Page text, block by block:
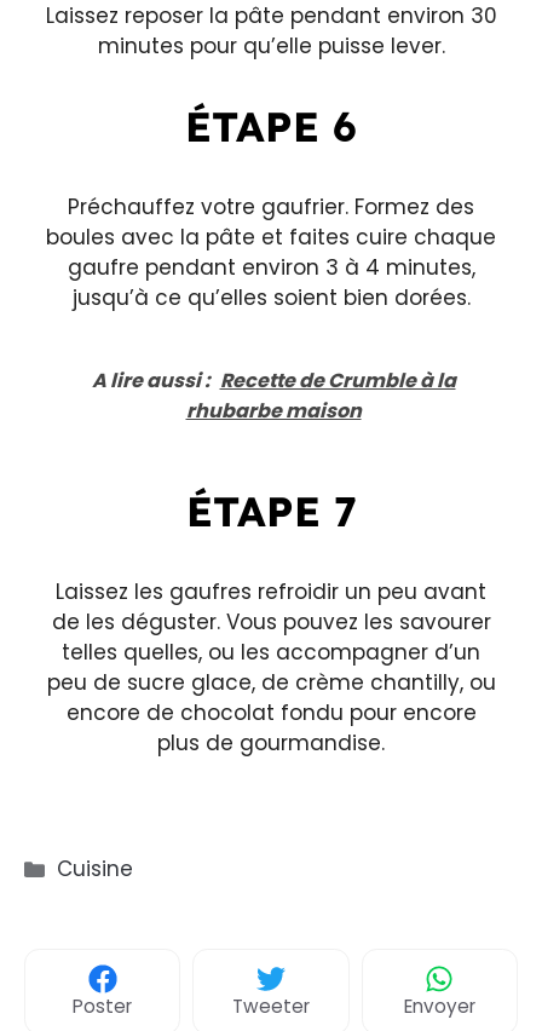
Laissez reposer la pâte pendant environ 30
minutes pour qu’elle puisse lever.
ÉTAPE 6
Préchauffez votre gaufrier. Formez des
boules avec la pâte et faites cuire chaque
gaufre pendant environ 3 à 4 minutes,
jusqu’à ce qu’elles soient bien dorées.
A lire aussi : Recette de Crumble à la
rhubarbe maison
ÉTAPE 7
Laissez les gaufres refroidir un peu avant
de les déguster. Vous pouvez les savourer
telles quelles, ou les accompagner d’un
peu de sucre glace, de crème chantilly, ou
encore de chocolat fondu pour encore
plus de gourmandise.
Catégories
Cuisine
Poster Tweeter Envoyer